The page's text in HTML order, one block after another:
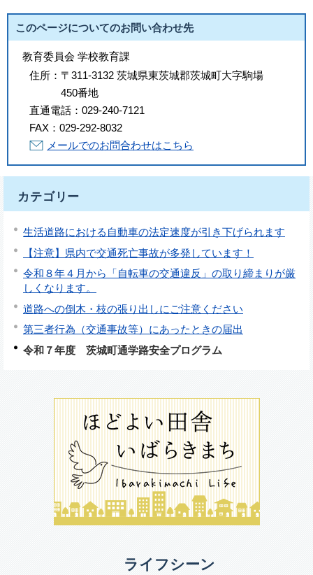
このページについてのお問い合わせ先
教育委員会 学校教育課
住所： 〒311-3132 茨城県東茨城郡茨城町大字駒場
450番地
直通電話： 029-240-7121
FAX： 029-292-8032
メールでのお問合わせはこちら
カテゴリー
生活道路における自動車の法定速度が引き下げられます
【注意】県内で交通死亡事故が多発しています！
令和８年４月から「自転車の交通違反」の取り締まりが厳
しくなります。
道路への倒木・枝の張り出しにご注意ください
第三者行為（交通事故等）にあったときの届出
令和７年度 茨城町通学路安全プログラム
ライフシーン